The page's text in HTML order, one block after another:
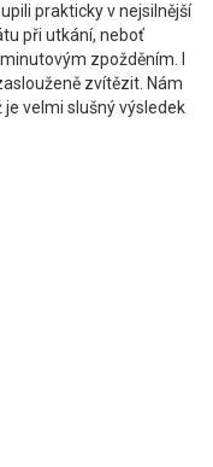
prakticky v nejsilnější
při utkání, neboť
zpožděním. I
zvítězit. Nám
velmi slušný výsledek